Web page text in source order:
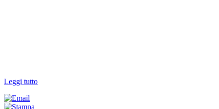
Leggi tutto